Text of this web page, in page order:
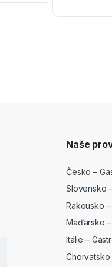
Naše
Česko –
Slovensko
Rakousko
Maďarsko
Itálie –